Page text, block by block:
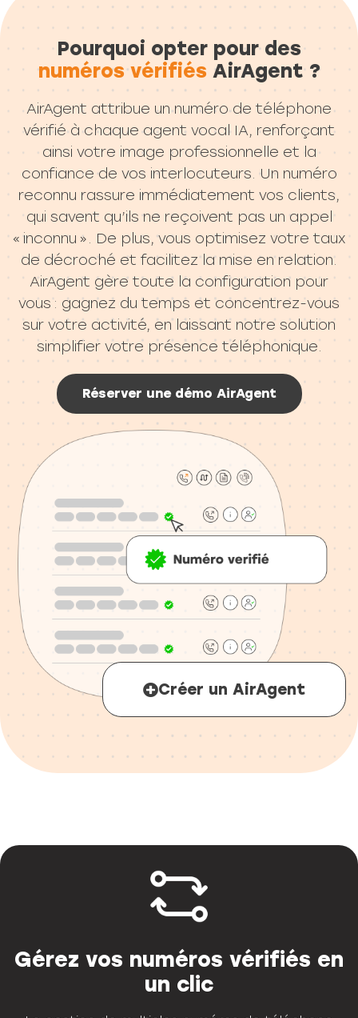
Pourquoi opter pour des
numéros vérifiés AirAgent ?
AirAgent attribue un numéro de téléphone
vérifié à chaque agent vocal IA, renforçant
ainsi votre image professionnelle et la
confiance de vos interlocuteurs. Un numéro
reconnu rassure immédiatement vos clients,
qui savent qu’ils ne reçoivent pas un appel
« inconnu ». De plus, vous optimisez votre taux
de décroché et facilitez la mise en relation.
AirAgent gère toute la configuration pour
vous : gagnez du temps et concentrez-vous
sur votre activité, en laissant notre solution
simplifier votre présence téléphonique.
Réserver une démo AirAgent
Créer un AirAgent
Gérez vos numéros vérifiés en
un clic